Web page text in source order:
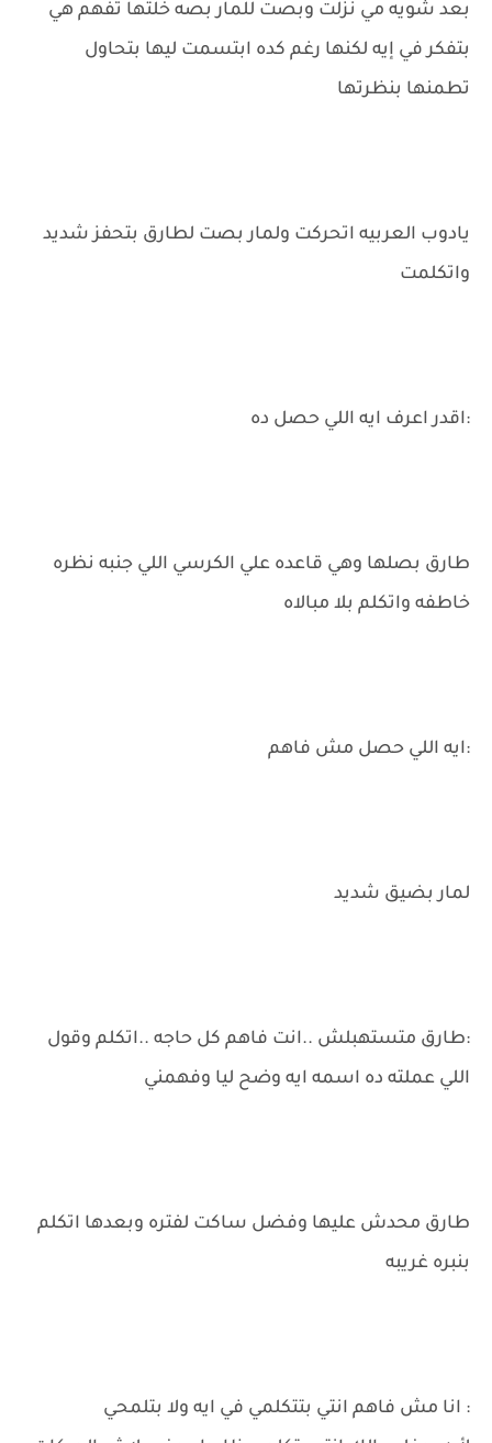
بعد شويه مي نزلت وبصت للمار بصه خلتها تفهم هي
بتفكر في إيه لكنها رغم كده ابتسمت ليها بتحاول
تطمنها بنظرتها
يادوب العربيه اتحركت ولمار بصت لطارق بتحفز شديد
واتكلمت
:اقدر اعرف ايه اللي حصل ده
طارق بصلها وهي قاعده علي الكرسي اللي جنبه نظره
خاطفه واتكلم بلا مبالاه
:ايه اللي حصل مش فاهم
لمار بضيق شديد
:طارق متستهبلش ..انت فاهم كل حاجه ..اتكلم وقول
اللي عملته ده اسمه ايه وضح ليا وفهمني
طارق محدش عليها وفضل ساكت لفتره وبعدها اتكلم
بنبره غريبه
: انا مش فاهم انتي بتتكلمي في ايه ولا بتلمحي